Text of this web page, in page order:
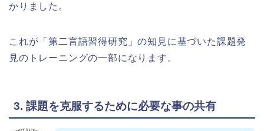
かりました。
これが「第二言語習得研究」の知見に基づいた課題発
見のトレーニングの一部になります。
3. 課題を克服するために必要な事の共有